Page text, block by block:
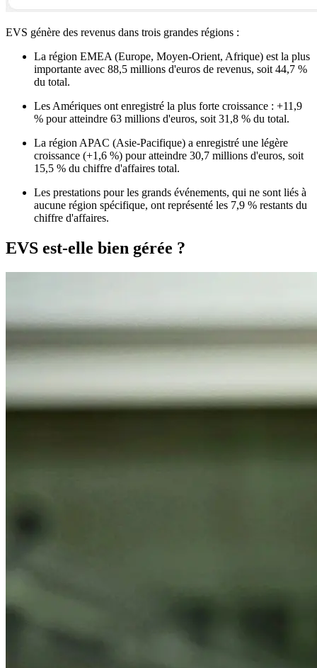
EVS génère des revenus dans trois grandes régions :
La région EMEA (Europe, Moyen-Orient, Afrique) est la plus
importante avec 88,5 millions d'euros de revenus, soit 44,7 %
du total.
Les Amériques ont enregistré la plus forte croissance : +11,9
% pour atteindre 63 millions d'euros, soit 31,8 % du total.
La région APAC (Asie-Pacifique) a enregistré une légère
croissance (+1,6 %) pour atteindre 30,7 millions d'euros, soit
15,5 % du chiffre d'affaires total.
Les prestations pour les grands événements, qui ne sont liés à
aucune région spécifique, ont représenté les 7,9 % restants du
chiffre d'affaires.
EVS est-elle bien gérée ?